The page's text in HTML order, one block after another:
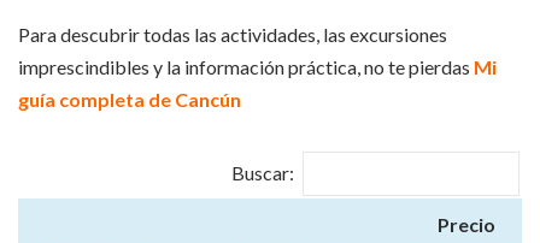
Para descubrir todas las actividades, las excursiones
imprescindibles y la información práctica, no te pierdas Mi
guía completa de Cancún
Buscar:
Precio